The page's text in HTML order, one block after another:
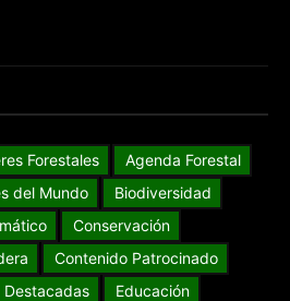
Forestales
Agenda Forestal
del Mundo
Biodiversidad
Conservación
Contenido Patrocinado
Destacadas
Educación